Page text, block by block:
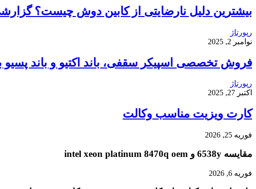
بیشترین دلیل نارضایتی از کابین دوش چیست؟
رپورتاژ
نوامبر 2, 2025
فروش تخصصی اسپیکر سقفی، باند اکتیو و باند پسیو
رپورتاژ
اکتبر 27, 2025
کارت ویزیت مناسب وکالت
فوریه 25, 2026
مقایسه 6538y و intel xeon platinum 8470q oem
فوریه 6, 2026